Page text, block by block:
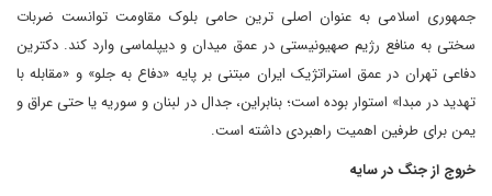
جمهوری اسلامی به عنوان اصلی ترین حامی بلوک مقاومت توانست ضربات
سختی به منافع رژیم صهیونیستی در عمق میدان و دیپلماسی وارد کند. دکترین
دفاعی تهران در عمق استراتژیک ایران مبتنی بر پایه «دفاع به جلو» و «مقابله با
تهدید در مبدا» استوار بوده است؛ بنابراین، جدال در لبنان و سوریه یا حتی عراق و
یمن برای طرفین اهمیت راهبردی داشته است.
خروج از جنگ در سایه